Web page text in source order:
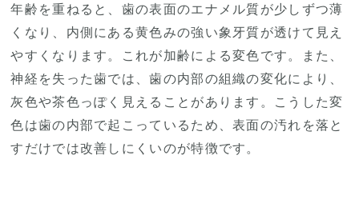
年齢を重ねると、歯の表面のエナメル質が少しずつ薄
くなり、内側にある黄色みの強い象牙質が透けて見え
やすくなります。これが加齢による変色です。また、
神経を失った歯では、歯の内部の組織の変化により、
灰色や茶色っぽく見えることがあります。こうした変
色は歯の内部で起こっているため、表面の汚れを落と
すだけでは改善しにくいのが特徴です。